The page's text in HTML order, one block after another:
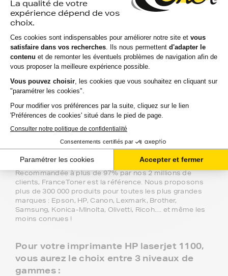
Utiliser une cartouche compatible annule t'elle ma
garantie ?
meilleur prix pour votre imprimante HP
Depuis 2000, FranceToner accompagne particuliers et
imprimante HP laserjet 1100.
Recommandée à plus de 97% par nos 2 millions de
clients, FranceToner est la référence. Nous proposons
plus de 300 000 produits pour toutes les plus grandes
marques : Epson, HP, Canon, Lexmark, Brother,
Samsung, Konica-MInolta, Olivetti, Ricoh.... et même les
moins connues !
Pour votre imprimante HP laserjet 1100,
vous aurez le choix entre 3 niveaux de
gammes :